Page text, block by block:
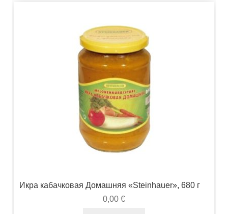
Икра кабачковая Домашняя «Steinhauer», 680 г
0,00 €